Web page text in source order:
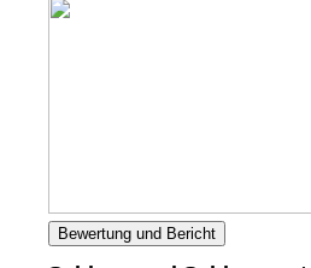
Bewertung und Bericht